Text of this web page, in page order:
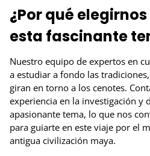
¿Por qué
esta fascinante
Nuestro equipo de expertos en
a estudiar a fondo las
giran en torno a los cenotes.
experiencia en la investigación y
apasionante tema, lo que nos
para guiarte en este viaje por el
antigua civilización maya.